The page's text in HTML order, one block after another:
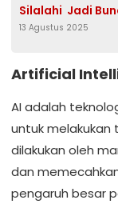
Silalahi Jadi
Pematangsiantar
13 Agustus 2025
Artificial
AI adalah
untuk
dilakukan oleh
dan
pengaruh besar